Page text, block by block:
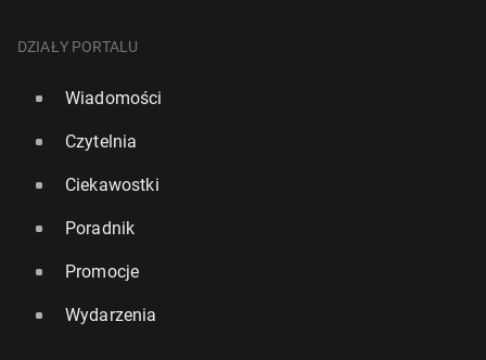
DZIAŁY PORTALU
Wiadomości
Czytelnia
Ciekawostki
Poradnik
Promocje
Wydarzenia